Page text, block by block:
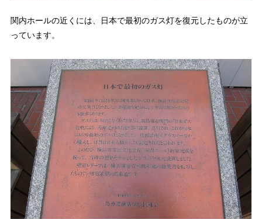
関内ホールの近くには、日本で最初のガス灯を復元したものが立
っています。